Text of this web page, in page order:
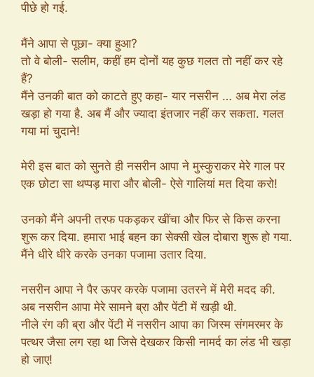
पीछे हो गई.
मैंने आपा से पूछा- क्या हुआ?
तो वे बोली- सलीम, कहीं हम दोनों यह कुछ गलत तो नहीं कर रहे
हैं?
मैंने उनकी बात को काटते हुए कहा- यार नसरीन … अब मेरा लंड
खड़ा हो गया है. अब मैं और ज्यादा इंतजार नहीं कर सकता. गलत
गया मां चुदाने!
मेरी इस बात को सुनते ही नसरीन आपा ने मुस्कुराकर मेरे गाल पर
एक छोटा सा थप्पड़ मारा और बोली- ऐसे गालियां मत दिया करो!
उनको मैंने अपनी तरफ पकड़कर खींचा और फिर से किस करना
शुरू कर दिया. हमारा भाई बहन का सेक्सी खेल दोबारा शुरू हो गया.
मैंने धीरे धीरे करके उनका पजामा उतार दिया.
नसरीन आपा ने पैर ऊपर करके पजामा उतरने में मेरी मदद की.
अब नसरीन आपा मेरे सामने ब्रा और पेंटी में खड़ी थी.
नीले रंग की ब्रा और पेंटी में नसरीन आपा का जिस्म संगमरमर के
पत्थर जैसा लग रहा था जिसे देखकर किसी नामर्द का लंड भी खड़ा
हो जाए!